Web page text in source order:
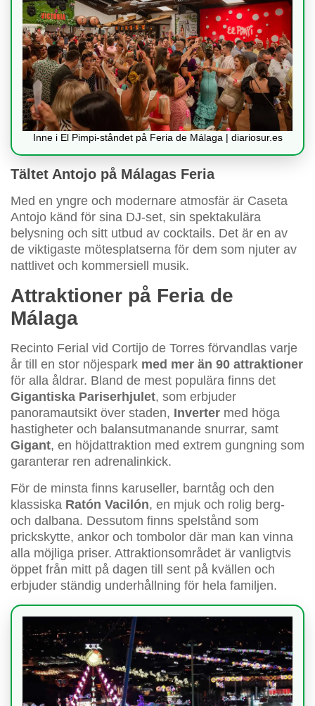
Inne i El Pimpi-ståndet på Feria de Málaga | diariosur.es
Tältet Antojo på Málagas Feria
Med en yngre och modernare atmosfär är Caseta
Antojo känd för sina DJ-set, sin spektakulära
belysning och sitt utbud av cocktails. Det är en av
de viktigaste mötesplatserna för dem som njuter av
nattlivet och kommersiell musik.
Attraktioner på Feria de
Málaga
Recinto Ferial vid Cortijo de Torres förvandlas varje
år till en stor nöjespark med mer än 90 attraktioner
för alla åldrar. Bland de mest populära finns det
Gigantiska Pariserhjulet, som erbjuder
panoramautsikt över staden, Inverter med höga
hastigheter och balansutmanande snurrar, samt
Gigant, en höjdattraktion med extrem gungning som
garanterar ren adrenalinkick.
För de minsta finns karuseller, barntåg och den
klassiska Ratón Vacilón, en mjuk och rolig berg-
och dalbana. Dessutom finns spelstånd som
prickskytte, ankor och tombolor där man kan vinna
alla möjliga priser. Attraktionsområdet är vanligtvis
öppet från mitt på dagen till sent på kvällen och
erbjuder ständig underhållning för hela familjen.